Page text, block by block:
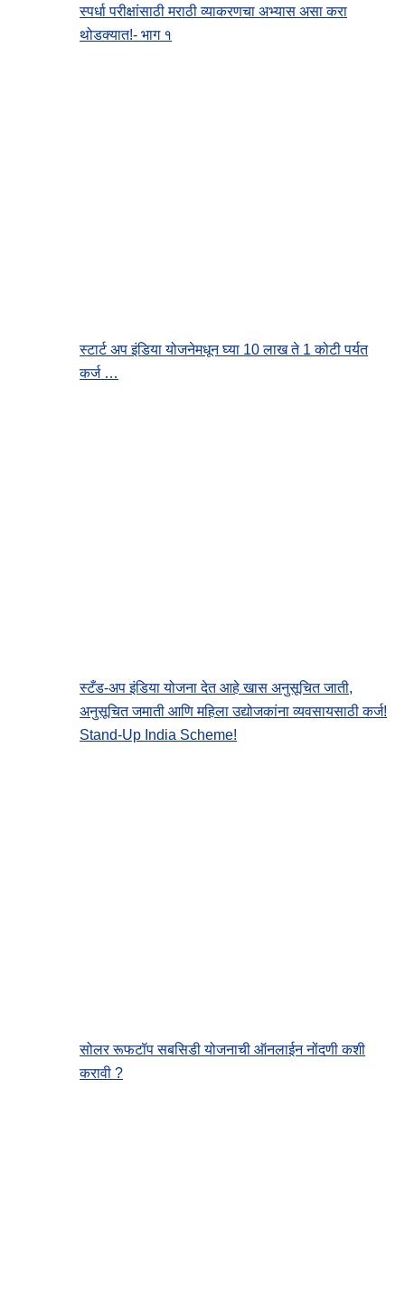
स्पर्धा परीक्षांसाठी मराठी व्याकरणचा अभ्यास असा करा
थोडक्यात!- भाग १
स्टार्ट अप इंडिया योजनेमधून घ्या 10 लाख ते 1 कोटी पर्यत
कर्ज …
स्टँड-अप इंडिया योजना देत आहे खास अनुसूचित जाती,
अनुसूचित जमाती आणि महिला उद्योजकांना व्यवसायसाठी कर्ज!
Stand-Up India Scheme!
सोलर रूफटॉप सबसिडी योजनाची ऑनलाईन नोंदणी कशी
करावी ?